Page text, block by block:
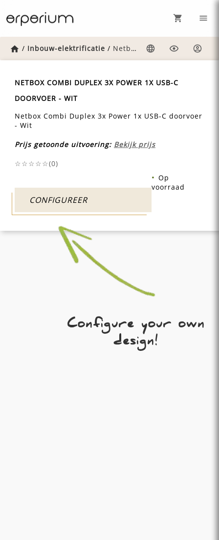
Home
/ Inbouw-elektrificatie / Netbox-combi-duplex-3x-power-1x-usb-c-doorvoer-wit
NETBOX COMBI DUPLEX 3X POWER 1X USB-C
DOORVOER - WIT
Netbox Combi Duplex 3x Power 1x USB-C doorvoer
- Wit
Prijs getoonde uitvoering: Bekijk prijs
☆☆☆☆☆(0)
CONFIGUREER
Op
voorraad
Configure your own
design!